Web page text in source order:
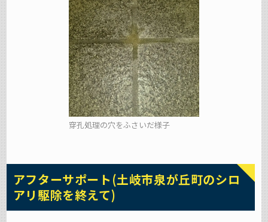
穿孔処理の穴をふさいだ様子
アフターサポート(土岐市泉が丘町のシロ
アリ駆除を終えて)